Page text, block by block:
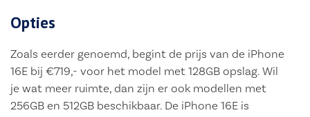
Opties
Zoals eerder genoemd, begint de prijs van de iPhone
16E bij €719,- voor het model met 128GB opslag. Wil
je wat meer ruimte, dan zijn er ook modellen met
256GB en 512GB beschikbaar. De iPhone 16E is